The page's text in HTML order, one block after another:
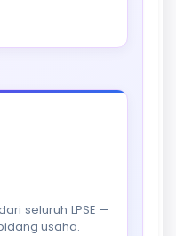
seluruh LPSE —
usaha.